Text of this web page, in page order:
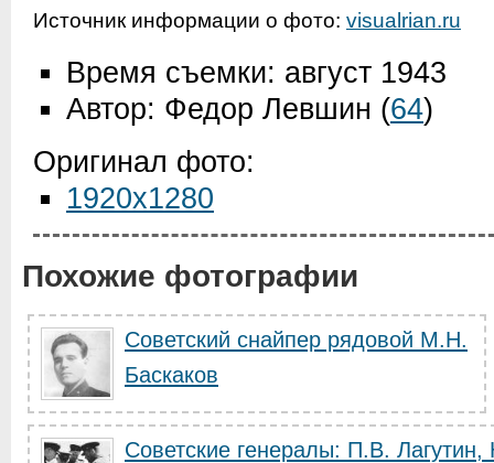
Источник информации о фото: visualrian.ru
Время съемки: август 1943
Автор: Федор Левшин (64)
Оригинал фото:
1920x1280
Похожие фотографии
Советский снайпер рядовой М.Н.
Баскаков
Советские генералы: П.В.